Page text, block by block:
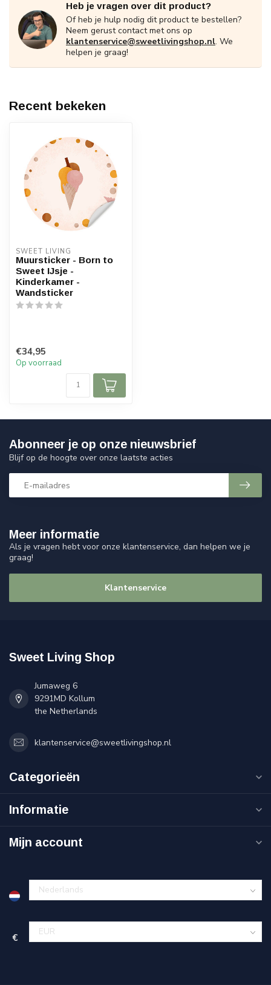
Heb je vragen over dit product?
Of heb je hulp nodig dit product te bestellen?
Neem gerust contact met ons op
klantenservice@sweetlivingshop.nl. We
helpen je graag!
Recent bekeken
SWEET LIVING
Muursticker - Born to
Sweet IJsje -
Kinderkamer -
Wandsticker
€34,95
Op voorraad
Meer informatie
Als je vragen hebt voor onze klantenservice, dan helpen we je
graag!
Klantenservice
Abonneer je op onze nieuwsbrief
Blijf op de hoogte over onze laatste acties
Sweet Living Shop
Jumaweg 6
9291MD Kollum
the Netherlands
klantenservice@sweetlivingshop.nl
Categorieën
Informatie
Mijn account
€